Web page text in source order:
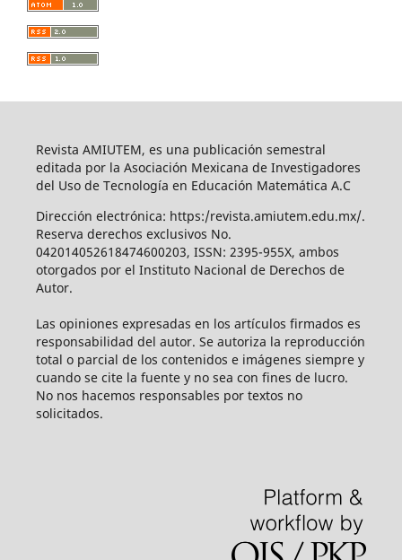
Revista AMIUTEM, es una publicación semestral
editada por la Asociación Mexicana de Investigadores
del Uso de Tecnología en Educación Matemática A.C
Dirección electrónica: https:/revista.amiutem.edu.mx/.
Reserva derechos exclusivos No.
042014052618474600203, ISSN: 2395-955X, ambos
otorgados por el Instituto Nacional de Derechos de
Autor.
Las opiniones expresadas en los artículos firmados es
responsabilidad del autor. Se autoriza la reproducción
total o parcial de los contenidos e imágenes siempre y
cuando se cite la fuente y no sea con fines de lucro.
No nos hacemos responsables por textos no
solicitados.